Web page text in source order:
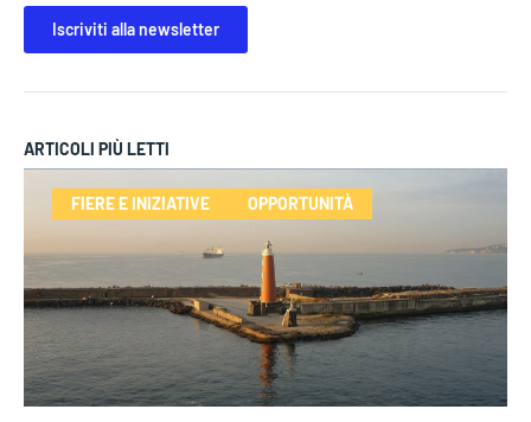
Iscriviti alla newsletter
ARTICOLI PIÙ LETTI
FIERE E INIZIATIVE OPPORTUNITÀ